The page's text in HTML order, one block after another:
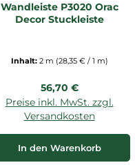
Wandleiste P3020 Orac
Decor Stuckleiste
Inhalt: 2 m (28,35 € / 1 m)
Regulärer Preis:
56,70 €
Preise inkl. MwSt. zzgl.
Versandkosten
In den Warenkorb